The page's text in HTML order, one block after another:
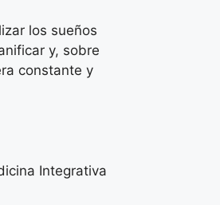
los sueños
y, sobre
constante y
Integrativa